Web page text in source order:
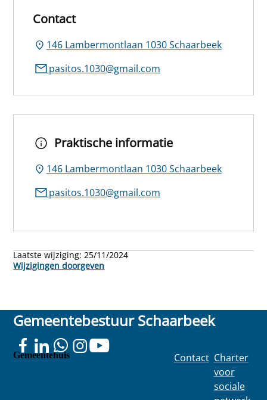
Contact
146 Lambermontlaan 1030 Schaarbeek
pasitos.1030@gmail.com
Praktische informatie
146 Lambermontlaan 1030 Schaarbeek
pasitos.1030@gmail.com
Laatste wijziging:25/11/2024
Wijzigingen doorgeven
Gemeentebestuur Schaarbeek
Gemeentehuis Contact Charter
voor
sociale